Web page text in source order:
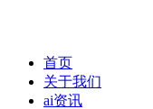
首页
关于我们
ai资讯